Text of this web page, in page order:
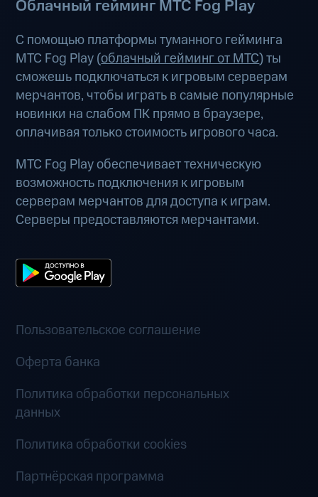
Облачный гейминг МТС Fog Play
С помощью платформы туманного гейминга
МТС Fog Play (облачный гейминг от МТС) ты
сможешь подключаться к игровым серверам
мерчантов, чтобы играть в самые популярные
новинки на слабом ПК прямо в браузере,
оплачивая только стоимость игрового часа.
МТС Fog Play обеспечивает техническую
возможность подключения к игровым
серверам мерчантов для доступа к играм.
Серверы предоставляются мерчантами.
Пользовательское соглашение
Оферта банка
Политика обработки персональных
данных
Политика обработки cookies
Партнёрская программа